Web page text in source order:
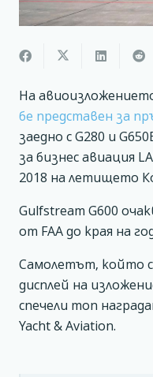
На
бе представен за
заедно с G280 и
за бизнес авиация
2018 на летището
Gulfstream G600
от FAA до края на
Самолетът, който
дисплей на
спечели топ
Yacht & Aviation.